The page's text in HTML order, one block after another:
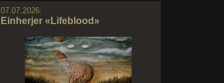
07.07.2026:
Einherjer «Lifeblood»